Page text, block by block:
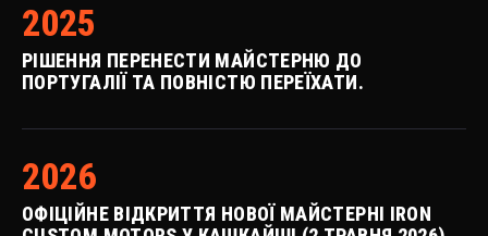
2025
РІШЕННЯ ПЕРЕНЕСТИ МАЙСТЕРНЮ ДО
ПОРТУГАЛІЇ ТА ПОВНІСТЮ ПЕРЕЇХАТИ.
2026
ОФІЦІЙНЕ ВІДКРИТТЯ НОВОЇ МАЙСТЕРНІ IRON